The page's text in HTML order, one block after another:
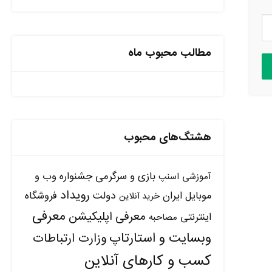
مطالب محبوب ماه
هشتگ‌های محبوب
آموزشی اسنپ بازی و سرگرمی جشنواره وب و
موبایل ایران خرید آنلاین دولت رویداد فروشگاه
اینترنتی مصاحبه معرفی اپلیکیشن معرفی
وبسایت و استارتاپوزارت ارتباطات
کسب و کارهای آنلاین